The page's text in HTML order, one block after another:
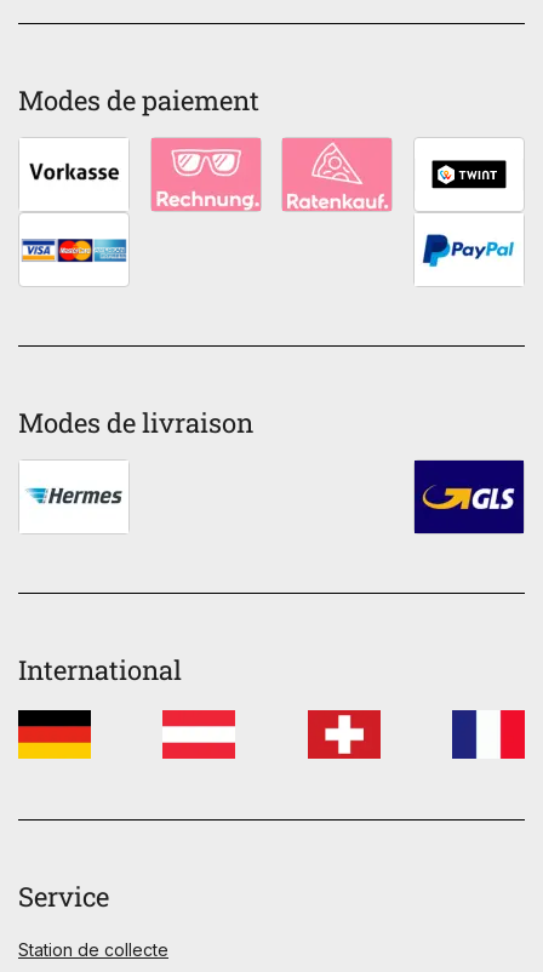
Modes de paiement
Modes de livraison
International
Service
Station de collecte